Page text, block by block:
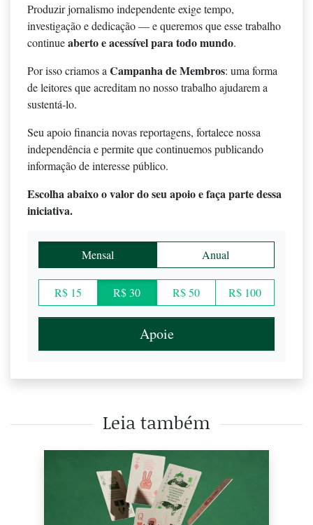
Produzir jornalismo independente exige tempo,
investigação e dedicação — e queremos que esse trabalho
continueaberto e acessível para todo mundo.
Por isso criamos aCampanha de Membros: uma forma
de leitores que acreditam no nosso trabalho ajudarem a
sustentá-lo.
Seu apoio financia novas reportagens, fortalece nossa
independência e permite que continuemos publicando
informação de interesse público.
Escolha abaixo o valor do seu apoio e faça parte dessa
iniciativa.
Mensal Anual
R$ 15 R$ 30 R$ 50 R$ 100
Apoie
Leia também